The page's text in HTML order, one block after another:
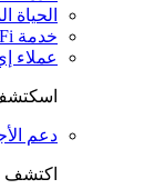
الحياة المنزلية
عملاء إي آند
اسكتشف
دعم الأجهزة
اكتشف حلول